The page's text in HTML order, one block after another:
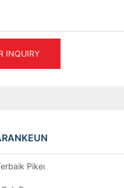
INQUIRY
Pikeun Manajemén